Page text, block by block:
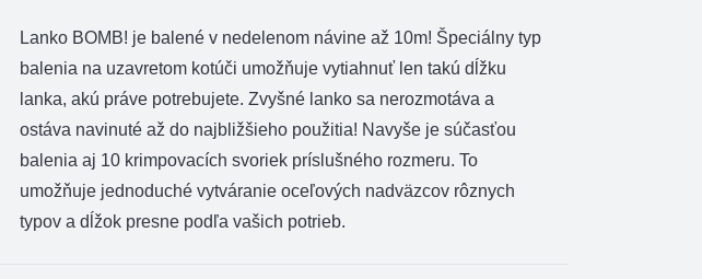
Lanko BOMB! je balené v nedelenom návine až 10m! Špeciálny typ
balenia na uzavretom kotúči umožňuje vytiahnuť len takú dĺžku
lanka, akú práve potrebujete. Zvyšné lanko sa nerozmotáva a
ostáva navinuté až do najbližšieho použitia! Navyše je súčasťou
balenia aj 10 krimpovacích svoriek príslušného rozmeru. To
umožňuje jednoduché vytváranie oceľových nadväzcov rôznych
typov a dĺžok presne podľa vašich potrieb.